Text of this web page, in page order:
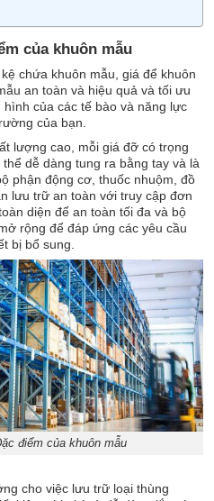
của khuôn mẫu
chứa khuôn mẫu, giá để khuôn
an toàn và hiệu quả và tối ưu
của các tế bào và năng lực
của bạn.
lượng cao, mỗi giá đỡ có trọng
dễ dàng tung ra bằng tay và là
phận động cơ, thuốc nhuộm, đồ
lưu trữ an toàn với truy cập đơn
diện để an toàn tối đa và bộ
rộng để đáp ứng các yêu cầu
bị bổ sung.
điểm của khuôn mẫu
cho việc lưu trữ loại thùng